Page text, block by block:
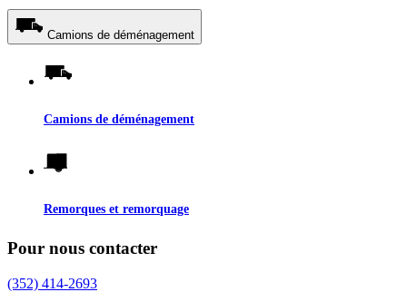
Camions de déménagement
Camions de déménagement
Remorques et remorquage
Pour nous contacter
(352) 414-2693